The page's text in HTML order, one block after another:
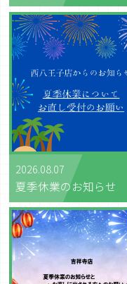
2026.08.07
夏季休業のお知らせ